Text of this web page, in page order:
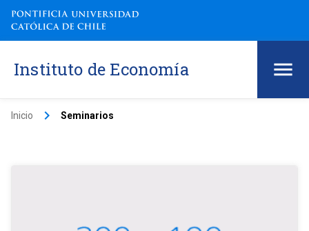
Instituto de Economía
Inicio keyboard_arrow_right Seminarios